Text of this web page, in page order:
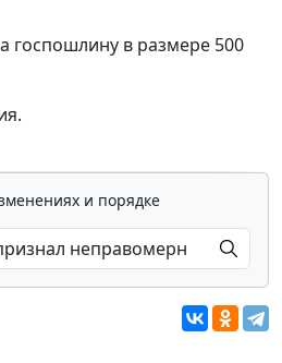
в размере 500
и порядке